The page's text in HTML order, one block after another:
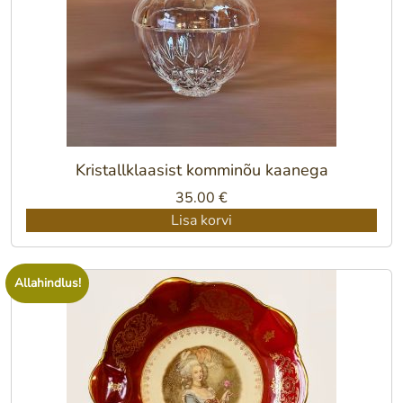
Kristallklaasist komminõu kaanega
35.00 €
Lisa korvi
Allahindlus!